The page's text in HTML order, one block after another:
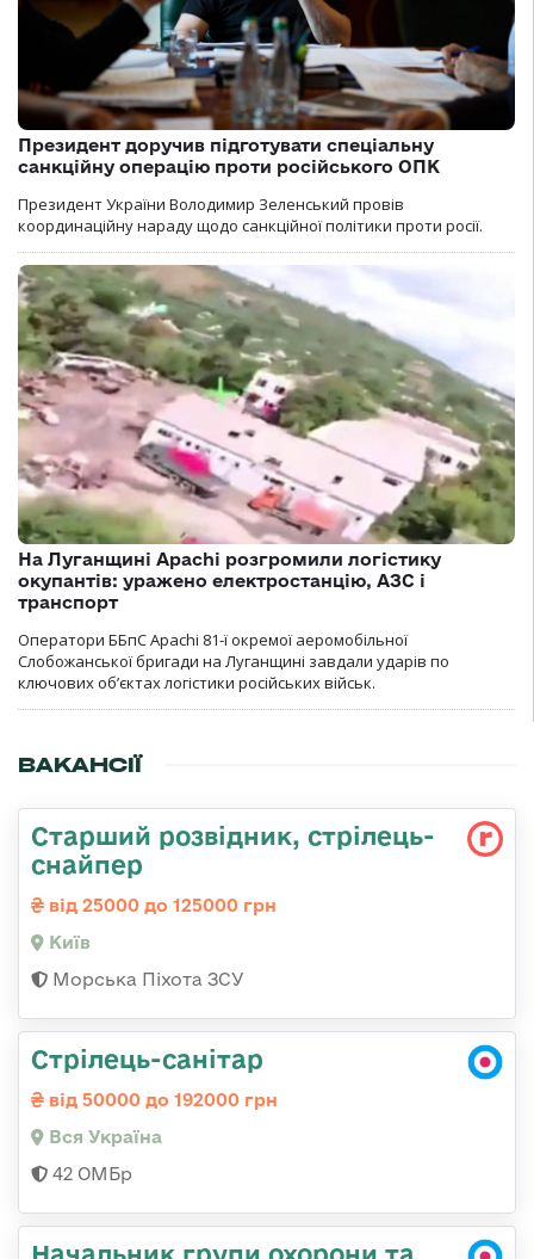
Президент доручив підготувати спеціальну
санкційну операцію проти російського ОПК
Президент України Володимир Зеленський провів
координаційну нараду щодо санкційної політики проти росії.
На Луганщині Apachi розгромили логістику
окупантів: уражено електростанцію, АЗС і
транспорт
Оператори ББпС Apachi 81-ї окремої аеромобільної
Слобожанської бригади на Луганщині завдали ударів по
ключових об’єктах логістики російських військ.
ВАКАНСІЇ
Стаpший pозвідник, стрілець-
снайпеp
від 25000 до 125000 грн
Київ
Морська Піхота ЗСУ
Стрілець-санітар
від 50000 до 192000 грн
Вся Україна
42 ОМБр
Начальник групи охорони та